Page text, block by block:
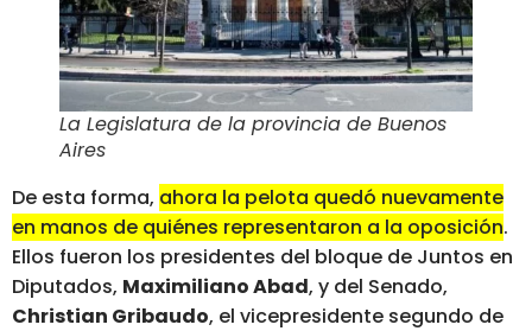
La Legislatura de la provincia de Buenos
Aires
De esta forma, ahora la pelota quedó nuevamente
en manos de quiénes representaron a la oposición.
Ellos fueron los presidentes del bloque de Juntos en
Diputados, Maximiliano Abad, y del Senado,
Christian Gribaudo, el vicepresidente segundo de